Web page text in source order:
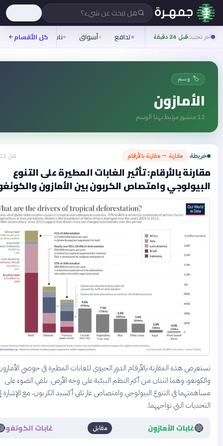
هل تبحث عن شيء؟
تحديثقبل 24 دقيقة تدافع أسواق ناس روح شيفرة كل الأقسام
🏷️ وسم
منشور مرتبط بهذا الوسم
› مقارنة — مقارنة بالأرقام
بالأرقام: تأثير الغابات المطيرة على التنوع
وامتصاص الكربون بين الأمازون والكونغو
هذه المقارنة بالأرقام الدور الحيوي للغابات المطيرة في حوضي الأمازون
وهما اثنتان من أكبر النظم البيئية على وجه الأرض. نلقي الضوء على
في التنوع البيولوجي وامتصاص غاز ثاني أكسيد الكربون، مع الإشارة إلى
التي تواجههما.
غابات الأمازون مقابل غابات الكونغو🔴